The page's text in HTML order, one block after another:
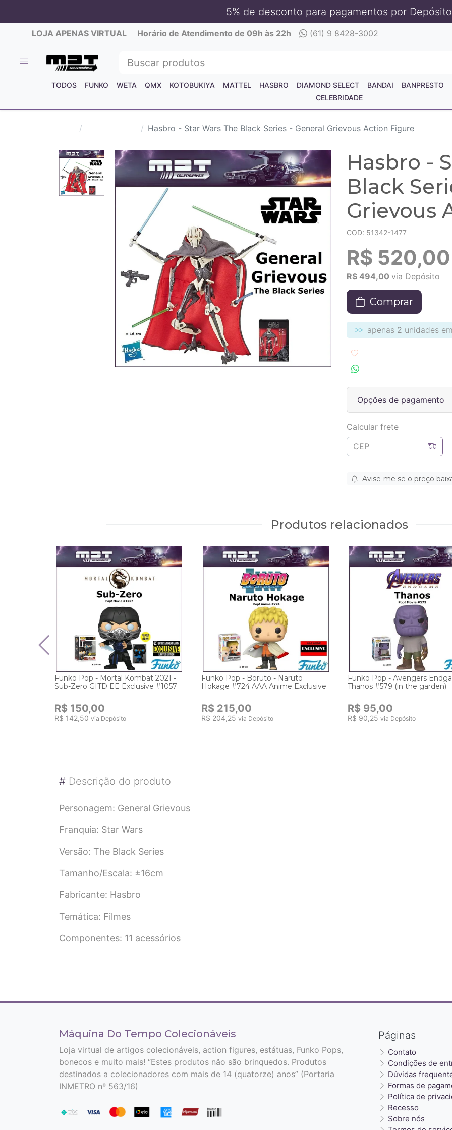
5% de desconto para pagamentos por Depósito
LOJA APENAS VIRTUAL Horário de Atendimento de 09h às 22h (61) 9 8428-3002
TODOS FUNKO WETA QMX KOTOBUKIYA MATTEL HASBRO DIAMOND SELECT BANDAI BANPRESTO
CELEBRIDADE
Hasbro - Star Wars The Black Series - General Grievous Action Figure
Hasbro -
Black
Grievous
COD: 51342-1477
R$ 520,00
R$ 494,00 via Depósito
Comprar
apenas 2 unidades
Opções de pagamento
Calcular frete
Avise-me se o preço
Produtos relacionados
Funko Pop - Mortal Kombat 2021 -
Sub-Zero GITD EE Exclusive #1057
R$ 150,00
R$ 142,50 via Depósito
Funko Pop - Boruto - Naruto
Hokage #724 AAA Anime Exclusive
R$ 215,00
R$ 204,25 via Depósito
Funko Pop - Avengers
Thanos #579 (in the garden)
R$ 95,00
R$ 90,25 via Depósito
# Descrição do produto
Personagem: General Grievous
Franquia: Star Wars
Versão: The Black Series
Tamanho/Escala: ±16cm
Fabricante: Hasbro
Temática: Filmes
Componentes: 11 acessórios
Páginas
Contato
Condições de
Dúvidas
Formas de
Política de
Recesso
Sobre nós
Máquina Do Tempo Colecionáveis
Loja virtual de artigos colecionáveis, action figures, estátuas, Funko Pops,
bonecos e muito mais! “Estes produtos não são brinquedos. Produtos
destinados a colecionadores com mais de 14 (quatorze) anos” (Portaria
INMETRO nº 563/16)